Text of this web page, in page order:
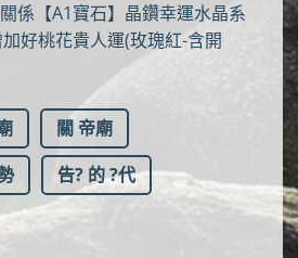
係【A1寶石】晶鑽幸運水晶系
好桃花貴人運(玫瑰紅-含開
關 帝廟
告? 的 ?代